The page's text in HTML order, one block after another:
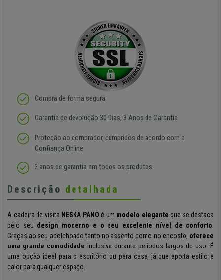
Compra de forma segura
Garantia de devolução 30 Dias, 3 Anos de Garantia
Proteção ao comprador, cumpridos de acordo com a
Confiança Online
3 anos de garantia em todos os produtos
Descrição detalhada
A cadeira de visita NESKA PANO é um modelo elegante que se destaca
pelo seu design moderno e o seu excelente nível de conforto
Graças ao seu acolchoado tanto no assento como no encosto, oferece
uma grande comodidade inclusive durante períodos largos de uso. É
uma opção ideal para o escritório ou para casa, já que aporta estilo e
calor para qualquer espaço.